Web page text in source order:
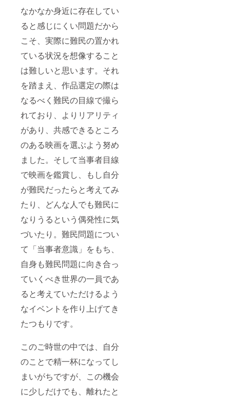
なかなか身近に存在してい
ると感じにくい問題だから
こそ、実際に難民の置かれ
ている状況を想像すること
は難しいと思います。それ
を踏まえ、作品選定の際は
なるべく難民の目線で撮ら
れており、よりリアリティ
があり、共感できるところ
のある映画を選ぶよう努め
ました。そして当事者目線
で映画を鑑賞し、もし自分
が難民だったらと考えてみ
たり、どんな人でも難民に
なりうるという偶発性に気
づいたり。難民問題につい
て「当事者意識」をもち、
自身も難民問題に向き合っ
ていくべき世界の一員であ
ると考えていただけるよう
なイベントを作り上げてき
たつもりです。
このご時世の中では、自分
のことで精一杯になってし
まいがちですが、この機会
に少しだけでも、離れたと